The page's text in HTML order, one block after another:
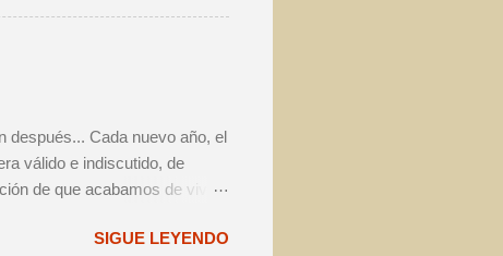
después... Cada nuevo año, el
válido e indiscutido, de
de que acabamos de vivir
entre los amantes de la
SIGUE LEYENDO